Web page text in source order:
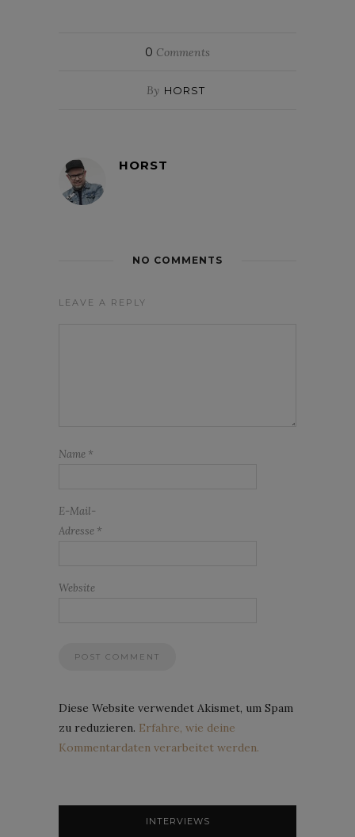
0 Comments
By HORST
HORST
NO COMMENTS
LEAVE A REPLY
Name *
E-Mail-
Adresse *
Website
Diese Website verwendet Akismet, um Spam
zu reduzieren. Erfahre, wie deine
Kommentardaten verarbeitet werden.
INTERVIEWS